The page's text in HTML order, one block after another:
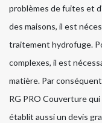
problèmes de fuites et
des maisons, il est
traitement hydrofuge.
complexes, il est
matière. Par
RG PRO Couverture
établit aussi un devis